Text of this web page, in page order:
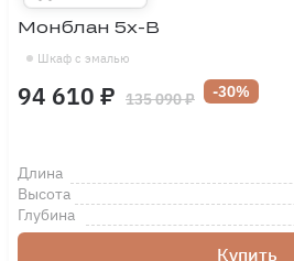
Шкаф с эмалью
Монблан 5х-В
94 610 ₽ 135 090 ₽ -30%
Длина
Высота
Глубина
Купить